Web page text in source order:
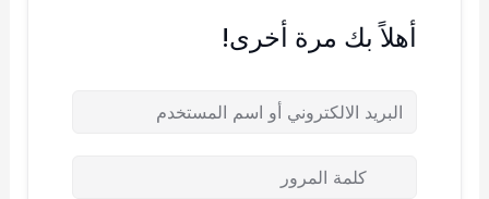
أهلاً بك مرة أخرى!